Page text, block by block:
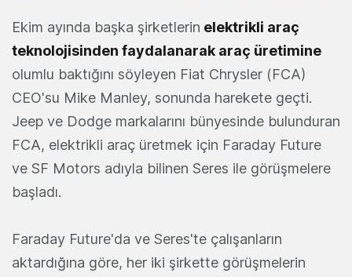
Ekim ayında başka şirketlerin elektrikli araç
teknolojisinden faydalanarak araç üretimine
olumlu baktığını söyleyen Fiat Chrysler (FCA)
CEO'su Mike Manley, sonunda harekete geçti.
Jeep ve Dodge markalarını bünyesinde bulunduran
FCA, elektrikli araç üretmek için Faraday Future
ve SF Motors adıyla bilinen Seres ile görüşmelere
başladı.
Faraday Future'da ve Seres'te çalışanların
aktardığına göre, her iki şirkette görüşmelerin